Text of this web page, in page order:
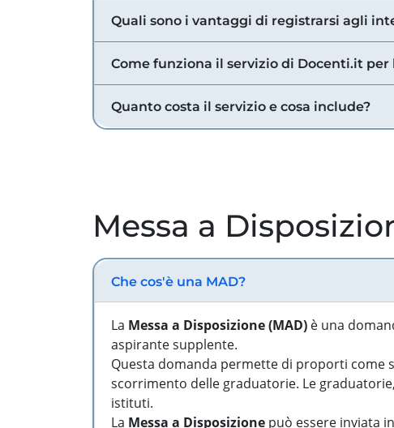
Quali sono i vantaggi di registrarsi agli
Come funziona il servizio di Docenti.it
Quanto costa il servizio e cosa include?
Messa a
Che cos'è una MAD?
La Messa a Disposizione (MAD) è una
aspirante supplente.
Questa domanda permette di proporti come
scorrimento delle graduatorie. Le
istituti.
La Messa a Disposizione può essere inviata